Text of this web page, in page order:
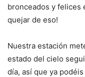
bronceados y felices
quejar de eso!
Nuestra estación
estado del cielo
día, así que ya